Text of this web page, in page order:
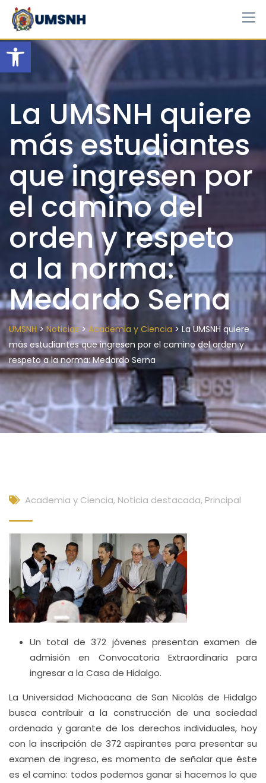
Open toolbar
Skip
content
La UMSNH quiere
más estudiantes
que ingresen por
el camino del
orden y respeto
a la norma:
Medardo Serna
UMSNH> Noticias > Academia y Ciencia >La UMSNH quiere
más estudiantes que ingresen por el camino del orden y
respeto a la norma: Medardo Serna
Academia y Ciencia, Noticia destacada, Principal
Un total de 372 jóvenes presentan examen de
admisión en Convocatoria Extraordinaria para
ingresar a la Casa de Hidalgo.
La Universidad Michoacana de San Nicolás de Hidalgo
busca contribuir a la construcción de una sociedad
ordenada y garante de los derechos individuales, hoy
con la inscripción de 372 aspirantes para presentar su
examen de ingreso, es momento de señalar que éste
es el camino: todos podemos ganar si hacemos lo que